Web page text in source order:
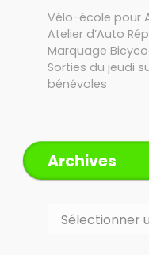
Vélo-école pour
Atelier d’Auto
Marquage
Sorties du jeudi
bénévoles
Archives
Archives